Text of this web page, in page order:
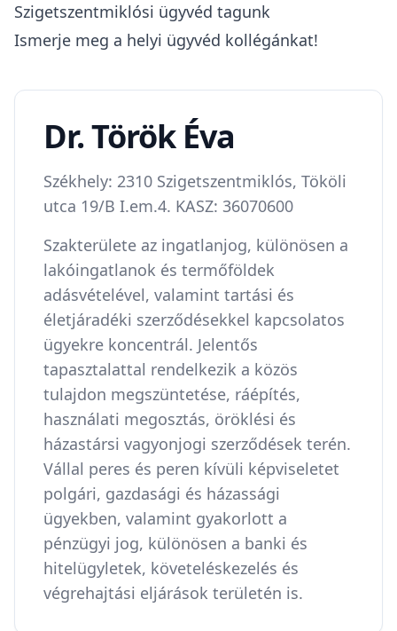
Szigetszentmiklósi ügyvéd tagunk
Ismerje meg a helyi ügyvéd kollégánkat!
Dr. Török Éva
Székhely: 2310 Szigetszentmiklós, Tököli
utca 19/B I.em.4. KASZ: 36070600
Szakterülete az ingatlanjog, különösen a
lakóingatlanok és termőföldek
adásvételével, valamint tartási és
életjáradéki szerződésekkel kapcsolatos
ügyekre koncentrál. Jelentős
tapasztalattal rendelkezik a közös
tulajdon megszüntetése, ráépítés,
használati megosztás, öröklési és
házastársi vagyonjogi szerződések terén.
Vállal peres és peren kívüli képviseletet
polgári, gazdasági és házassági
ügyekben, valamint gyakorlott a
pénzügyi jog, különösen a banki és
hitelügyletek, követeléskezelés és
végrehajtási eljárások területén is.​